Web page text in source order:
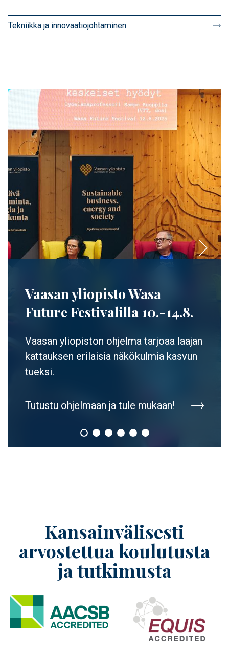
Tekniikka ja innovaatiojohtaminen
Image
Vaasan yliopisto Wasa
Future Festivalilla 10.-14.8.
Vaasan yliopiston ohjelma tarjoaa laajan
kattauksen erilaisia näkökulmia kasvun
tueksi.
Tutustu ohjelmaan ja tule mukaan!
Kansainvälisesti
arvostettua koulutusta
ja tutkimusta
Image Image